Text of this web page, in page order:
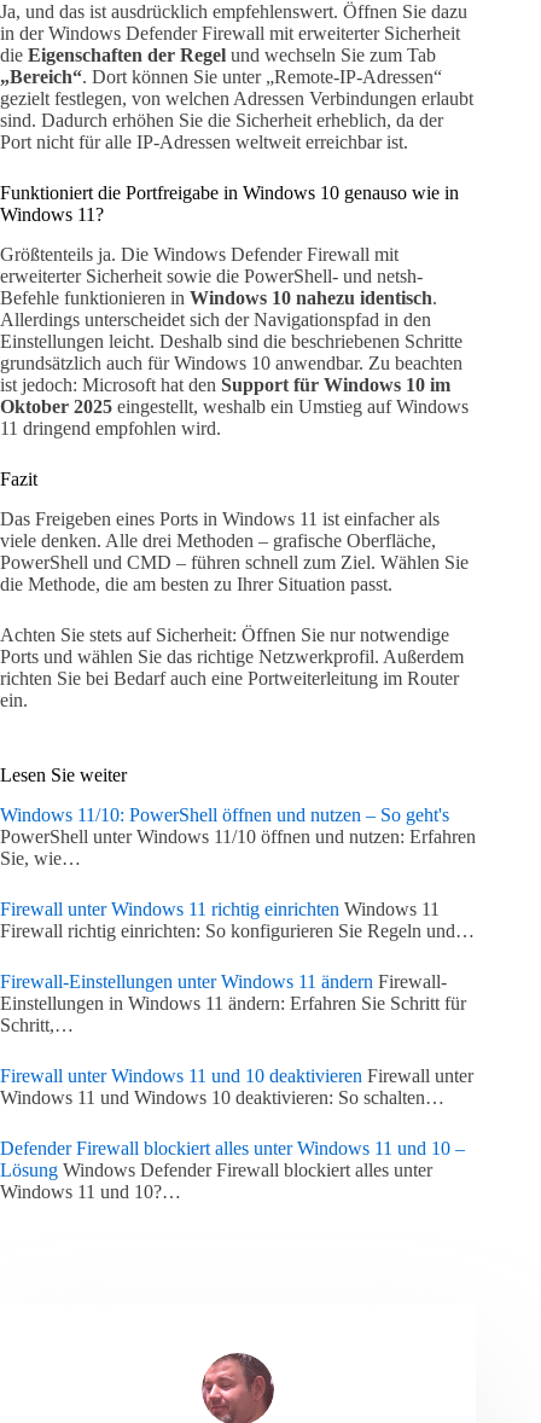
Ja, und das ist ausdrücklich empfehlenswert. Öffnen Sie dazu
in der Windows Defender Firewall mit erweiterter Sicherheit
die Eigenschaften der Regel und wechseln Sie zum Tab
„Bereich“. Dort können Sie unter „Remote-IP-Adressen“
gezielt festlegen, von welchen Adressen Verbindungen erlaubt
sind. Dadurch erhöhen Sie die Sicherheit erheblich, da der
Port nicht für alle IP-Adressen weltweit erreichbar ist.
Funktioniert die Portfreigabe in Windows 10 genauso wie in
Windows 11?
Größtenteils ja. Die Windows Defender Firewall mit
erweiterter Sicherheit sowie die PowerShell- und netsh-
Befehle funktionieren in Windows 10 nahezu identisch.
Allerdings unterscheidet sich der Navigationspfad in den
Einstellungen leicht. Deshalb sind die beschriebenen Schritte
grundsätzlich auch für Windows 10 anwendbar. Zu beachten
ist jedoch: Microsoft hat den Support für Windows 10 im
Oktober 2025 eingestellt, weshalb ein Umstieg auf Windows
11 dringend empfohlen wird.
Fazit
Das Freigeben eines Ports in Windows 11 ist einfacher als
viele denken. Alle drei Methoden – grafische Oberfläche,
PowerShell und CMD – führen schnell zum Ziel. Wählen Sie
die Methode, die am besten zu Ihrer Situation passt.
Achten Sie stets auf Sicherheit: Öffnen Sie nur notwendige
Ports und wählen Sie das richtige Netzwerkprofil. Außerdem
richten Sie bei Bedarf auch eine Portweiterleitung im Router
ein.
Lesen Sie weiter
Windows 11/10: PowerShell öffnen und nutzen – So geht's
PowerShell unter Windows 11/10 öffnen und nutzen: Erfahren
Sie, wie…
Firewall unter Windows 11 richtig einrichten Windows 11
Firewall richtig einrichten: So konfigurieren Sie Regeln und…
Firewall-Einstellungen unter Windows 11 ändern Firewall-
Einstellungen in Windows 11 ändern: Erfahren Sie Schritt für
Schritt,…
Firewall unter Windows 11 und 10 deaktivieren Firewall unter
Windows 11 und Windows 10 deaktivieren: So schalten…
Defender Firewall blockiert alles unter Windows 11 und 10 –
Lösung Windows Defender Firewall blockiert alles unter
Windows 11 und 10?…